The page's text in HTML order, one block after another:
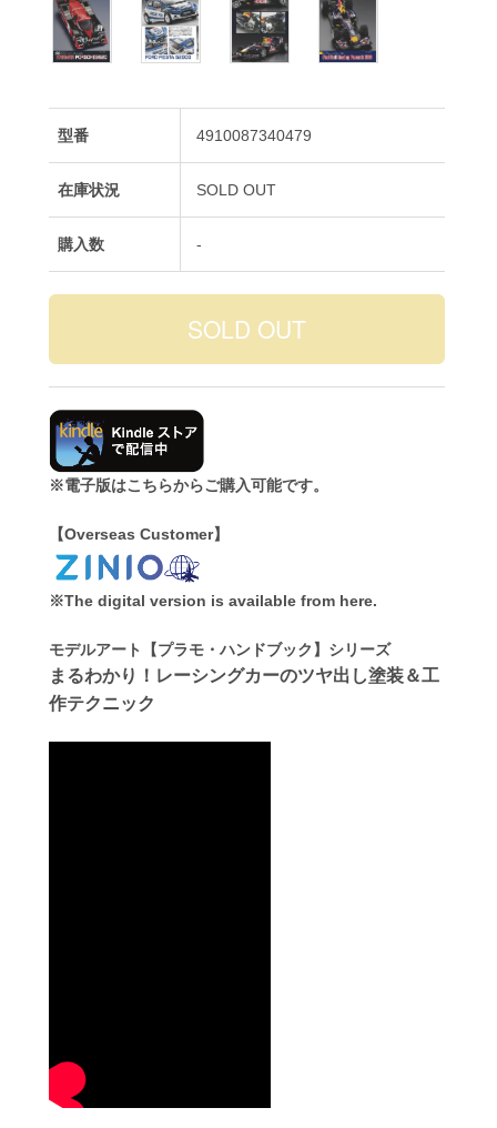
型番 4910087340479
在庫状況 SOLD OUT
購入数 -
※電子版はこちらからご購入可能です。
【Overseas Customer】
※The digital version is available from here.
モデルアート【プラモ・ハンドブック】シリーズ
まるわかり！レーシングカーのツヤ出し塗装＆工
作テクニック